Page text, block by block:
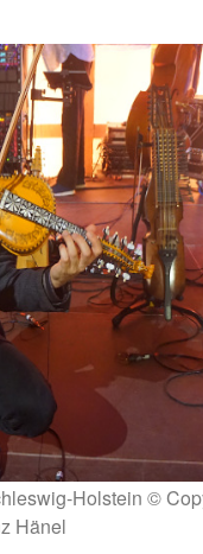
Holstein ©
Hänel